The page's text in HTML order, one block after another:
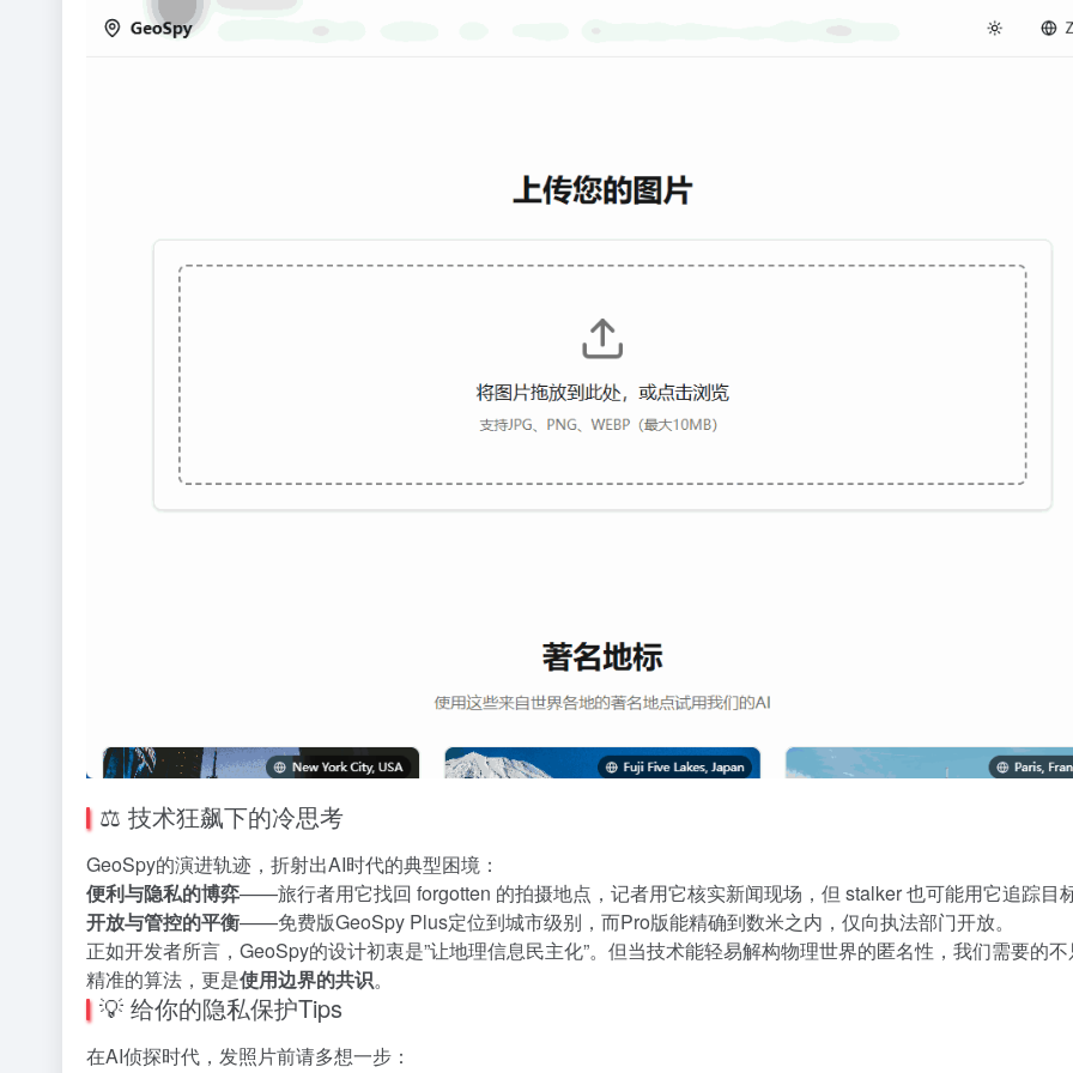
⚖️ 技术狂飙下的冷思考
GeoSpy的演进轨迹，折射出AI时代的典型困境：
便利与隐私的博弈——旅行者用它找回 forgotten 的拍摄地点，记者用它核实新闻现场，但 stalker 也可能用它追踪目
开放与管控的平衡——免费版GeoSpy Plus定位到城市级别，而Pro版能精确到数米之内，仅向执法部门开放。
正如开发者所言，GeoSpy的设计初衷是”让地理信息民主化”。但当技术能轻易解构物理世界的匿名性，我们需要的
精准的算法，更是使用边界的共识。
💡 给你的隐私保护Tips
在AI侦探时代，发照片前请多想一步：